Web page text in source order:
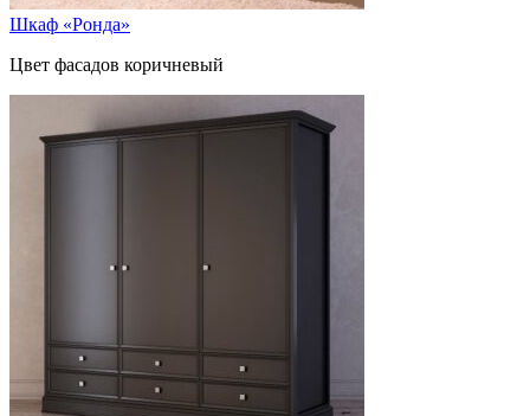
Шкаф «Ронда»
Цвет фасадов коричневый